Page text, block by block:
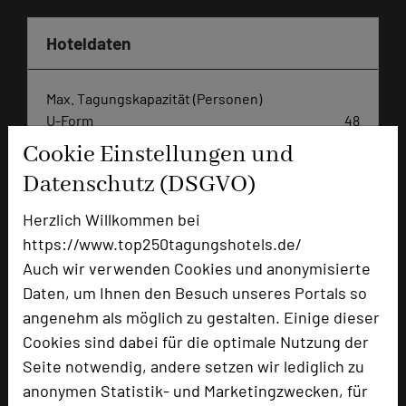
Cookie Einstellungen und
Datenschutz (DSGVO)
Herzlich Willkommen bei
https://www.top250tagungshotels.de/
Auch wir verwenden Cookies und anonymisierte
Daten, um Ihnen den Besuch unseres Portals so
angenehm als möglich zu gestalten. Einige dieser
Cookies sind dabei für die optimale Nutzung der
Seite notwendig, andere setzen wir lediglich zu
anonymen Statistik- und Marketingzwecken, für
Hoteldaten
Max. Tagungskapazität (Personen)
U-Form
48
Parlamentarisch
Reihenbestuhlung
Tagungsräume
Ausstellungsfläche
Zimmer
Doppelzimmer
29
Einzelzimmer
4
Suiten
10
Juniorsuiten
5